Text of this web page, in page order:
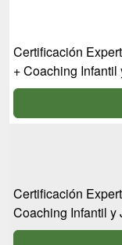
Certificación
+ Coaching Infantil
Certificación
Coaching Infantil y